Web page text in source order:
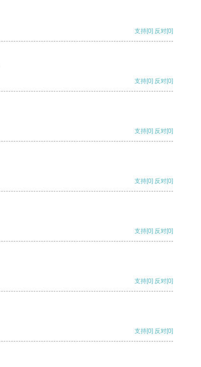
支持[0] 反对[0]
支持[0] 反对[0]
支持[0] 反对[0]
支持[0] 反对[0]
支持[0] 反对[0]
支持[0] 反对[0]
支持[0] 反对[0]